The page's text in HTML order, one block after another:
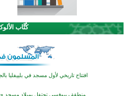
كُتَّاب
تيسليتش تختتم برنامجا تعليميا لتعزيز
اختتام منافسات قرآنية متميزة في بنغلاديش
افتتاح تاريخي لأول مسجد في بلييفليا
منطقة ريبوفسي تحتفل بميلاد مسجد